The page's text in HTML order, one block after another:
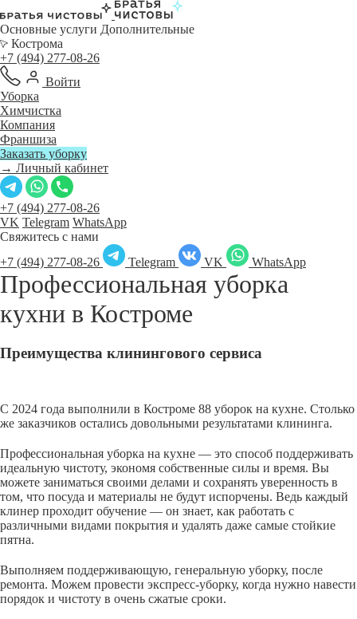
Основные услуги Дополнительные
Кострома
+7 (494) 277-08-26
Войти
Уборка
Химчистка
Компания
Франшиза
Заказать уборку
→ Личный кабинет
+7 (494) 277-08-26
VK Telegram WhatsApp
Свяжитесь с нами
+7 (494) 277-08-26
Telegram VK WhatsApp
Профессиональная уборка
кухни в Костроме
Преимущества клинингового сервиса
С 2024 года выполнили в Костроме 88 уборок на кухне. Столько
же заказчиков остались довольными результатами клининга.
Профессиональная уборка на кухне — это способ поддерживать
идеальную чистоту, экономя собственные силы и время. Вы
можете заниматься своими делами и сохранять уверенность в
том, что посуда и материалы не будут испорчены. Ведь каждый
клинер проходит обучение — он знает, как работать с
различными видами покрытия и удалять даже самые стойкие
пятна.
Выполняем поддерживающую, генеральную уборку, после
ремонта. Можем провести экспресс-уборку, когда нужно навести
порядок и чистоту в очень сжатые сроки.